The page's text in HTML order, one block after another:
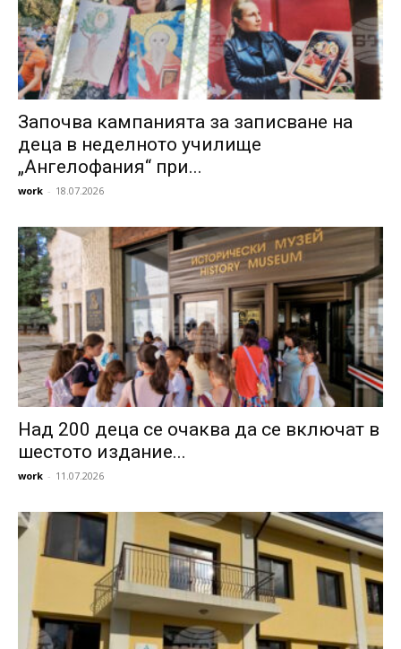
Започва кампанията за записване на
деца в неделното училище
„Ангелофания“ при...
work - 18.07.2026
Над 200 деца се очаква да се включат в
шестото издание...
work - 11.07.2026